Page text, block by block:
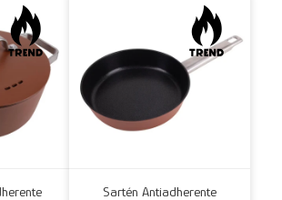
Sartén Antiadherente